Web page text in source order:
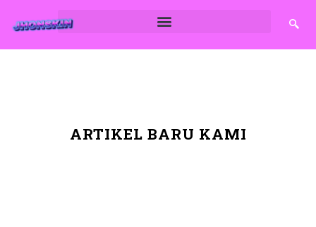
ARTIKEL BARU KAMI